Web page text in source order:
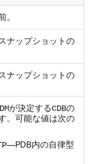
ナップショットの
ナップショットの
が決定するCDBの
。可能な値は次の
—PDB内の自律型